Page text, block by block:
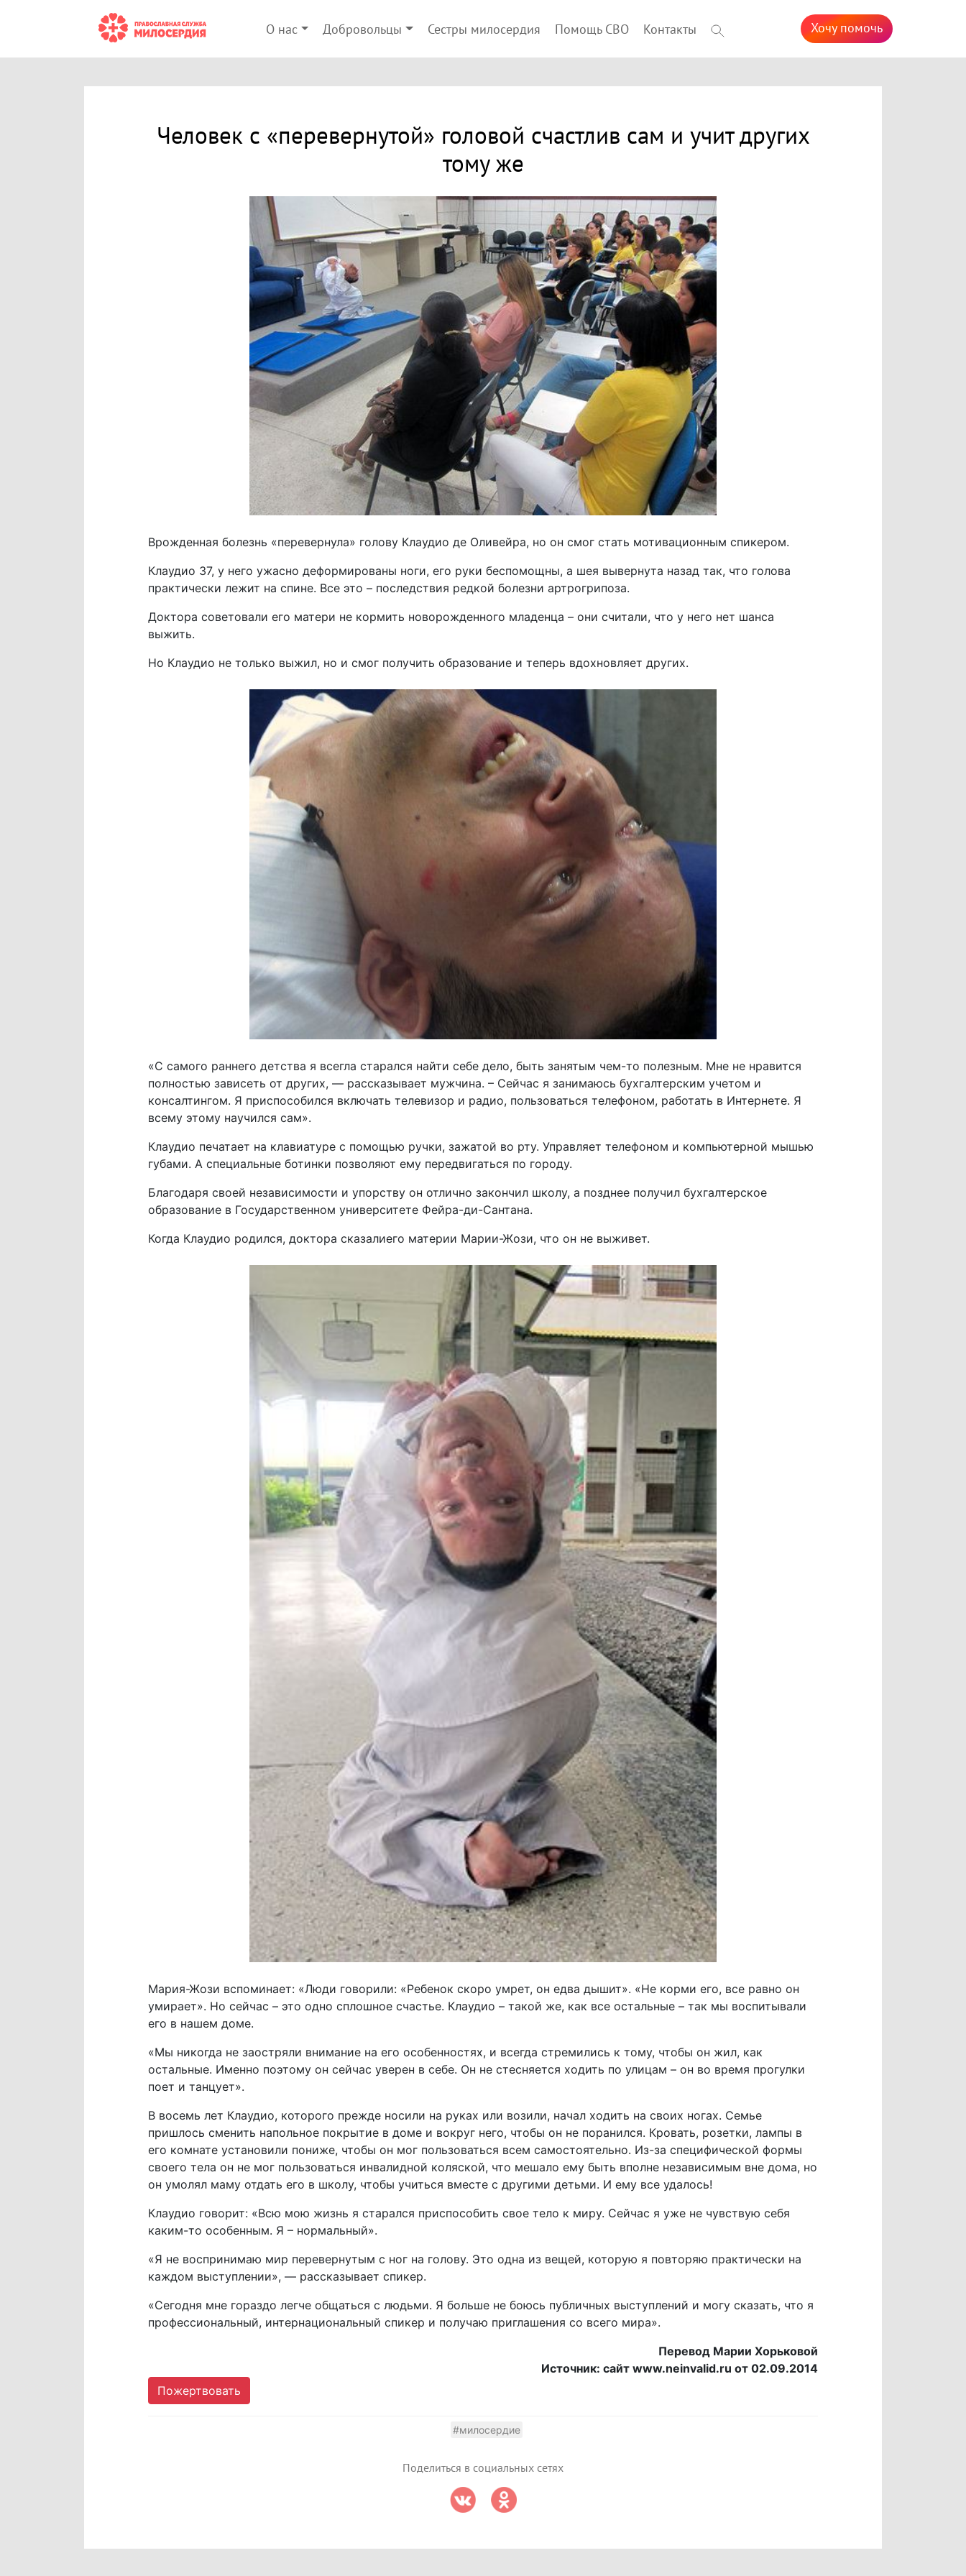
О нас Добровольцы Сестры милосердия Помощь СВО Контакты Хочу помочь
Человек с «перевернутой» головой счастлив сам и учит других
тому же
Врожденная болезнь «перевернула» голову Клаудио де Оливейра, но он смог стать мотивационным спикером.
Клаудио 37, у него ужасно деформированы ноги, его руки беспомощны, а шея вывернута назад так, что голова
практически лежит на спине. Все это – последствия редкой болезни артрогрипоза.
Доктора советовали его матери не кормить новорожденного младенца – они считали, что у него нет шанса
выжить.
Но Клаудио не только выжил, но и смог получить образование и теперь вдохновляет других.
«С самого раннего детства я всегла старался найти себе дело, быть занятым чем-то полезным. Мне не нравится
полностью зависеть от других, — рассказывает мужчина. – Сейчас я занимаюсь бухгалтерским учетом и
консалтингом. Я приспособился включать телевизор и радио, пользоваться телефоном, работать в Интернете. Я
всему этому научился сам».
Клаудио печатает на клавиатуре с помощью ручки, зажатой во рту. Управляет телефоном и компьютерной мышью
губами. А специальные ботинки позволяют ему передвигаться по городу.
Благодаря своей независимости и упорству он отлично закончил школу, а позднее получил бухгалтерское
образование в Государственном университете Фейра-ди-Сантана.
Когда Клаудио родился, доктора сказалиего материи Марии-Жози, что он не выживет.
Мария-Жози вспоминает: «Люди говорили: «Ребенок скоро умрет, он едва дышит». «Не корми его, все равно он
умирает». Но сейчас – это одно сплошное счастье. Клаудио – такой же, как все остальные – так мы воспитывали
его в нашем доме.
«Мы никогда не заостряли внимание на его особенностях, и всегда стремились к тому, чтобы он жил, как
остальные. Именно поэтому он сейчас уверен в себе. Он не стесняется ходить по улицам – он во время прогулки
поет и танцует».
В восемь лет Клаудио, которого прежде носили на руках или возили, начал ходить на своих ногах. Семье
пришлось сменить напольное покрытие в доме и вокруг него, чтобы он не поранился. Кровать, розетки, лампы в
его комнате установили пониже, чтобы он мог пользоваться всем самостоятельно. Из-за специфической формы
своего тела он не мог пользоваться инвалидной коляской, что мешало ему быть вполне независимым вне дома, но
он умолял маму отдать его в школу, чтобы учиться вместе с другими детьми. И ему все удалось!
Клаудио говорит: «Всю мою жизнь я старался приспособить свое тело к миру. Сейчас я уже не чувствую себя
каким-то особенным. Я – нормальный».
«Я не воспринимаю мир перевернутым с ног на голову. Это одна из вещей, которую я повторяю практически на
каждом выступлении», — рассказывает спикер.
«Сегодня мне гораздо легче общаться с людьми. Я больше не боюсь публичных выступлений и могу сказать, что я
профессиональный, интернациональный спикер и получаю приглашения со всего мира».
Перевод Марии Хорьковой
Источник: сайт www.neinvalid.ru от 02.09.2014
Пожертвовать
#милосердие
Поделиться в социальных сетях